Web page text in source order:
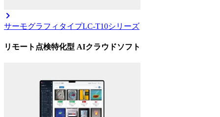
サーモグラフィタイプLC-T10シリーズ
リモート点検特化型 AIクラウドソフト